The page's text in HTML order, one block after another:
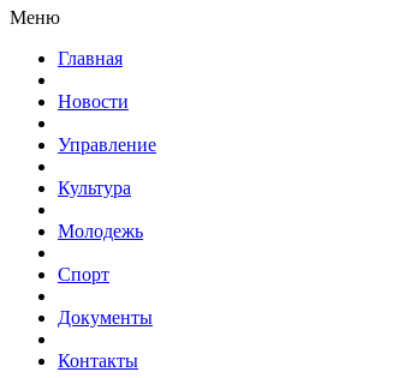
Меню
Главная
Новости
Управление
Культура
Молодежь
Спорт
Документы
Контакты